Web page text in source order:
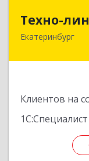
Техно-
Екатеринбург
Клиентов на
1С:Специалист
620000,